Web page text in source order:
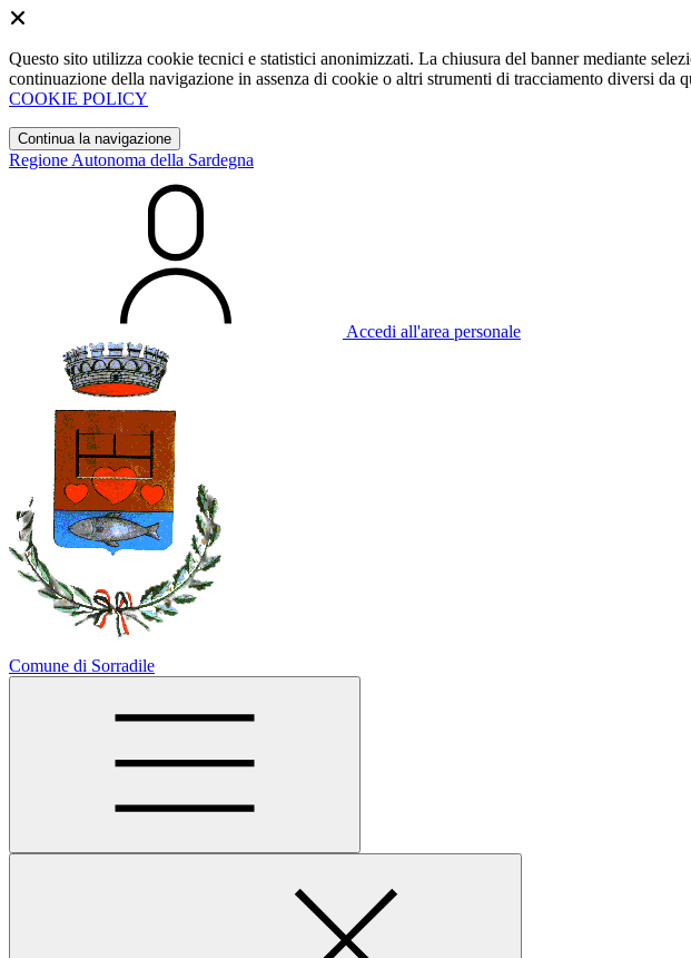
Questo sito utilizza cookie tecnici e statistici anonimizzati. La chiusura del banner mediante
continuazione della navigazione in assenza di cookie o altri strumenti di tracciamento diversi da
COOKIE POLICY
Continua la navigazione
Regione Autonoma della Sardegna
Accedi all'area personale
Comune di Sorradile